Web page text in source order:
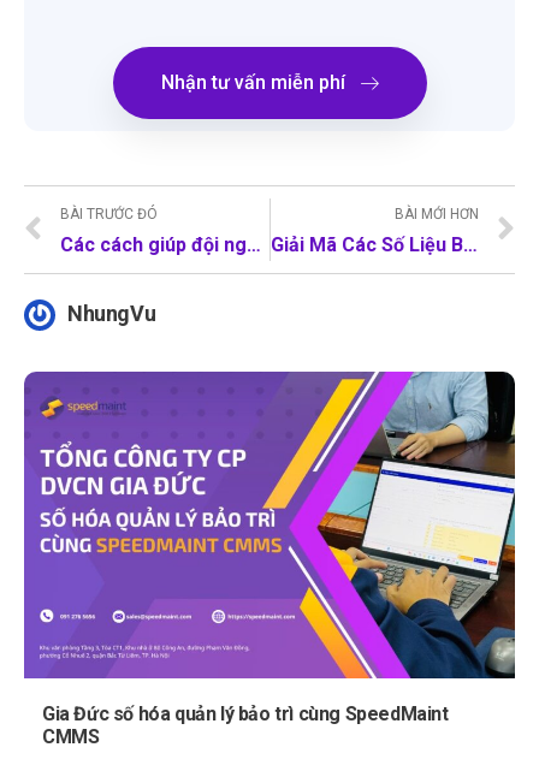
Nhận tư vấn miễn phí
BÀI TRƯỚC ĐÓ
Các cách giúp đội ngũ kỹ thuật làm quen với CMMS bản Mobile
BÀI MỚI HƠN
Giải Mã Các Số Liệu Bảo Trì Trong Phương Pháp Bảo Trì Có Kế Hoạch
NhungVu
Gia Đức số hóa quản lý bảo trì cùng SpeedMaint
CMMS